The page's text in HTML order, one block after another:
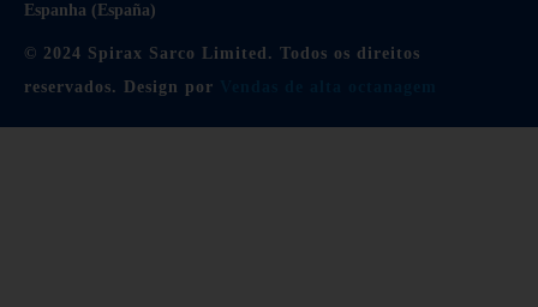
Espanha (España)
© 2024 Spirax Sarco Limited. Todos os direitos
reservados. Design por